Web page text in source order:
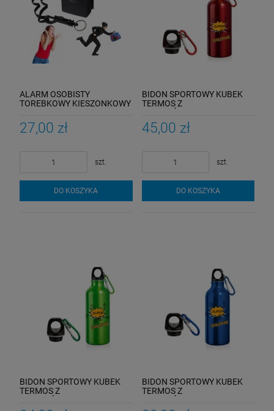
ALARM OSOBISTY
TOREBKOWY KIESZONKOWY
27,00 zł
szt.
DO KOSZYKA
BIDON SPORTOWY KUBEK
TERMOS Z
SUPER CHŁOPAK
45,00 zł
szt.
DO KOSZYKA
BIDON SPORTOWY KUBEK
TERMOS Z
SUPER CHŁOPAK
BIDON SPORTOWY KUBEK
TERMOS Z
SUPER CHŁOPAK